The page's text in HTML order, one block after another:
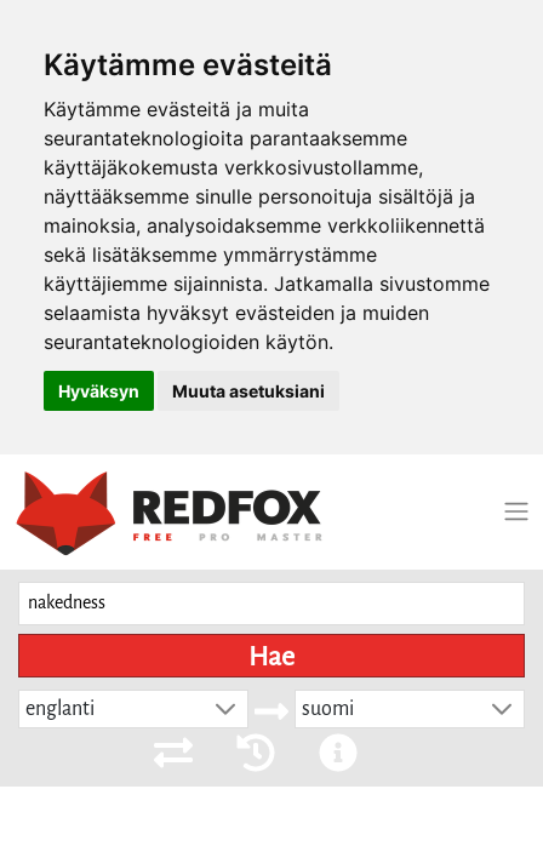
Käytämme evästeitä
Käytämme evästeitä ja muita
seurantateknologioita parantaaksemme
käyttäjäkokemusta verkkosivustollamme,
näyttääksemme sinulle personoituja sisältöjä ja
mainoksia, analysoidaksemme verkkoliikennettä
sekä lisätäksemme ymmärrystämme
käyttäjiemme sijainnista. Jatkamalla sivustomme
selaamista hyväksyt evästeiden ja muiden
seurantateknologioiden käytön.
Hyväksyn Muuta asetuksiani
Hae
englanti suomi